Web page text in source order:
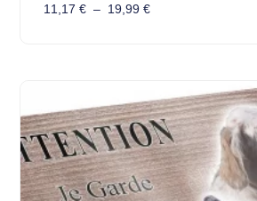
11,17 € – 19,99 €